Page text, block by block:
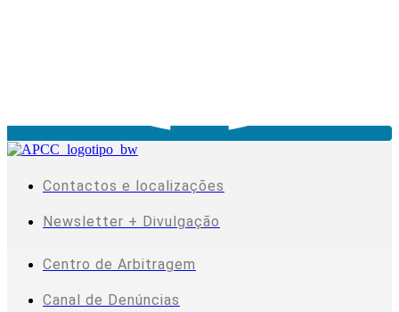
Contactos e localizações
Newsletter + Divulgação
Centro de Arbitragem
Canal de Denúncias